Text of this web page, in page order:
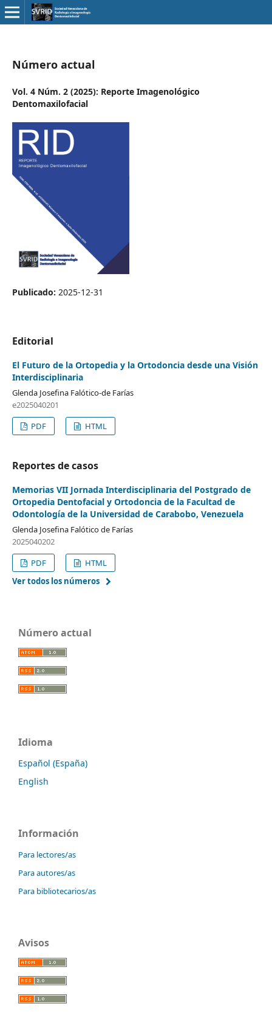
Número actual
Vol. 4 Núm. 2 (2025): Reporte Imagenológico
Dentomaxilofacial
Publicado: 2025-12-31
Editorial
El Futuro de la Ortopedia y la Ortodoncia desde una Visión
Interdisciplinaria
Glenda Josefina Falótico-de Farías
e2025040201
PDF
HTML
Reportes de casos
Memorias VII Jornada Interdisciplinaria del Postgrado de
Ortopedia Dentofacial y Ortodoncia de la Facultad de
Odontología de la Universidad de Carabobo, Venezuela
Glenda Josefina Falótico de Farías
2025040202
PDF
HTML
Ver todos los números
Número actual
Idioma
Español (España)
English
Información
Para lectores/as
Para autores/as
Para bibliotecarios/as
Avisos